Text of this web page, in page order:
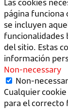
Las cookies
página
se incluyen
funcionalidades
del sitio. Estas
información
Non-necessary
Non-
Cualquier
para el correcto